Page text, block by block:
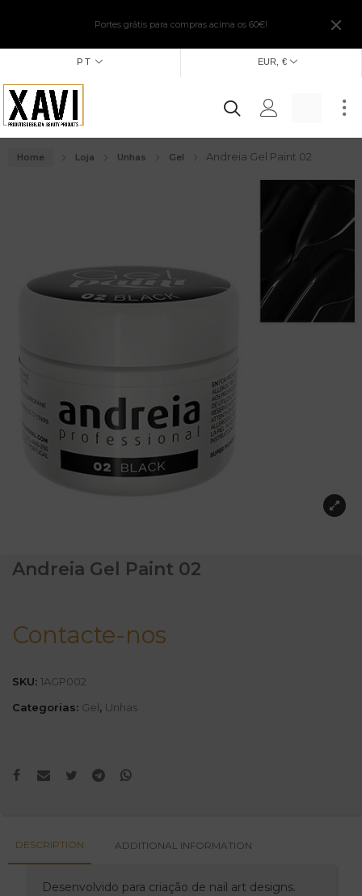
Portes grátis para compras acima os 60€!
PT EUR, €
Home Loja Unhas Gel Andreia Gel Paint 02
Andreia Gel Paint 02
Contacte-nos
SKU: 1AGP002
Categorias: Gel, Unhas
DESCRIPTION ADDITIONAL INFORMATION
Desenvolvido para criação de nail art designs.